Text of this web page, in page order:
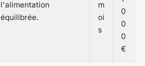
l'alimentation
équilibrée.
m
oi
s
0
0
0
€